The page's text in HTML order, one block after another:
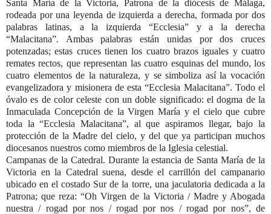
Santa María de la Victoria, Patrona de la diócesis de Málaga,
rodeada por una leyenda de izquierda a derecha, formada por dos
palabras latinas, a la izquierda “Ecclesia” y a la derecha
“Malacitana”. Ambas palabras están unidas por dos cruces
potenzadas; estas cruces tienen los cuatro brazos iguales y cuatro
remates rectos, que representan las cuatro esquinas del mundo, los
cuatro elementos de la naturaleza, y se simboliza así la vocación
evangelizadora y misionera de esta “Ecclesia Malacitana”. Todo el
óvalo es de color celeste con un doble significado: el dogma de la
Inmaculada Concepción de la Virgen María y el cielo que cubre
toda la “Ecclesia Malacitana”, al que aspiramos llegar, bajo la
protección de la Madre del cielo, y del que ya participan muchos
diocesanos nuestros como miembros de la Iglesia celestial.
Campanas de la Catedral. Durante la estancia de Santa María de la
Victoria en la Catedral suena, desde el carrillón del campanario
ubicado en el costado Sur de la torre, una jaculatoria dedicada a la
Patrona; que reza: “Oh Virgen de la Victoria / Madre y Abogada
nuestra / rogad por nos / rogad por nos / rogad por nos”, de